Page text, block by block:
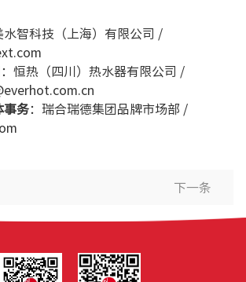
水智科技（上海）有限公司 /
：恒热（四川）热水器有限公司 /
事务：瑞合瑞德集团品牌市场部 /
下一条